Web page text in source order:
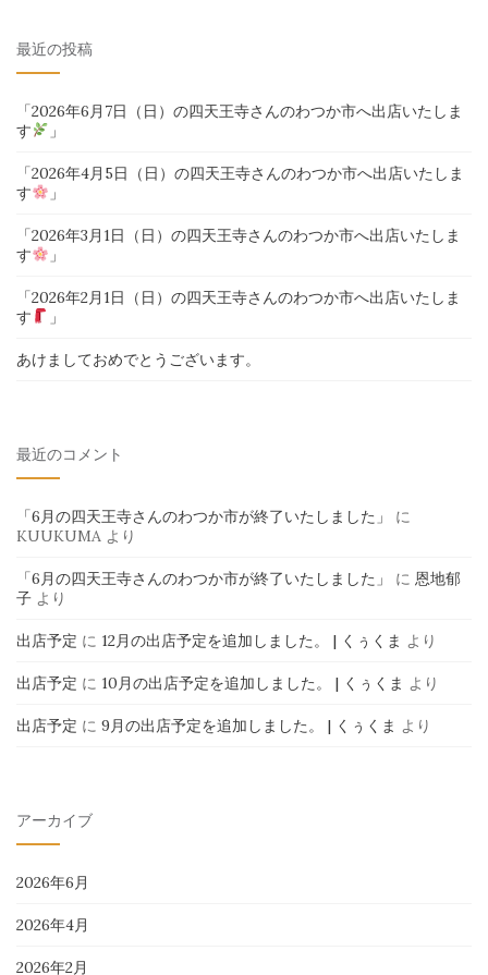
象:
最近の投稿
「2026年6月7日（日）の四天王寺さんのわつか市へ出店いたしま
す
」
「2026年4月5日（日）の四天王寺さんのわつか市へ出店いたしま
す
」
「2026年3月1日（日）の四天王寺さんのわつか市へ出店いたしま
す
」
「2026年2月1日（日）の四天王寺さんのわつか市へ出店いたしま
す
」
あけましておめでとうございます。
最近のコメント
「6月の四天王寺さんのわつか市が終了いたしました」
に
KUUKUMA より
「6月の四天王寺さんのわつか市が終了いたしました」 に 恩地郁
子 より
出店予定 に 12月の出店予定を追加しました。 | くぅくま より
出店予定 に 10月の出店予定を追加しました。 | くぅくま より
出店予定 に 9月の出店予定を追加しました。 | くぅくま より
アーカイブ
2026年6月
2026年4月
2026年2月